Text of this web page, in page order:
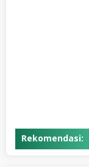
Rekomendasi: